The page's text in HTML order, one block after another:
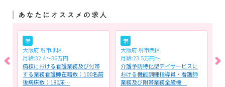
常
大阪府 堺市北区
月給:32.4～36万円
病棟における看護業務及び付帯
する業務看護師在籍数：100名前
後病床数：180床…
常
大阪府 堺市西区
月給:23.5万円〜
介護予防特化型デイサービスに
おける機能訓練指導員・看護師
業務及び附帯業務全般機…